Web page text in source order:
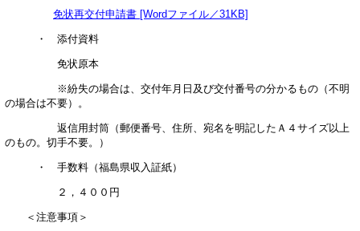
免状再交付申請書 [Wordファイル／31KB]
・ 添付資料
免状原本
※紛失の場合は、交付年月日及び交付番号の分かるもの（不明
の場合は不要）。
返信用封筒（郵便番号、住所、宛名を明記したＡ４サイズ以上
のもの。切手不要。）
・ 手数料（福島県収入証紙）
２，４００円
＜注意事項＞